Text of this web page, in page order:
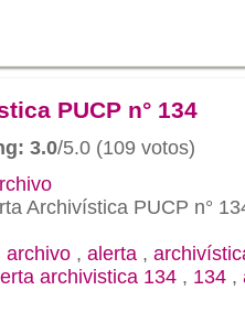
PUCP n° 134
3.0/5.0 (109 votos)
Archivística PUCP n°
archivo , alerta ,
archivistica 134 , 134 ,